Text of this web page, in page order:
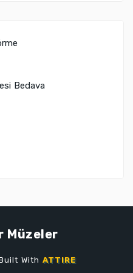
Bedava
Müzeler
With ATTIRE